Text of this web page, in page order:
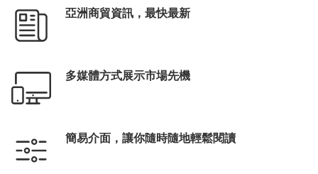
亞洲商貿資訊，最快最新
多媒體方式展示市場先機
簡易介面，讓你隨時隨地輕鬆閱讀